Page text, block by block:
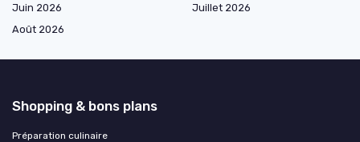
Juin 2026
Juillet 2026
Août 2026
Shopping & bons plans
Préparation culinaire